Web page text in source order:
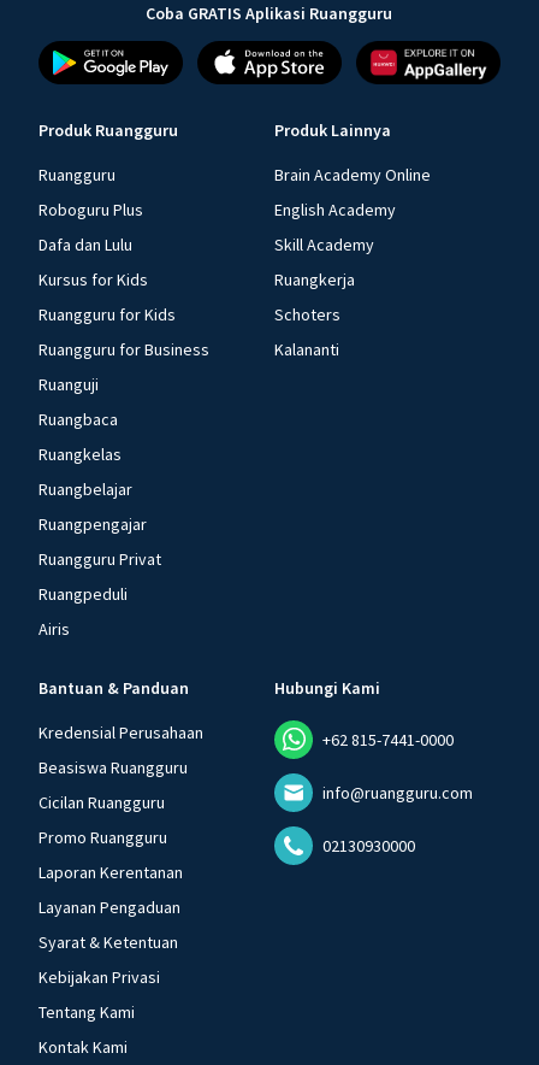
Coba GRATIS Aplikasi Ruangguru
Produk Ruangguru
Ruangguru
Roboguru Plus
Dafa dan Lulu
Kursus for Kids
Ruangguru for Kids
Ruangguru for Business
Ruanguji
Ruangbaca
Ruangkelas
Ruangbelajar
Ruangpengajar
Ruangguru Privat
Ruangpeduli
Airis
Produk Lainnya
Brain Academy Online
English Academy
Skill Academy
Ruangkerja
Schoters
Kalananti
Bantuan & Panduan
Kredensial Perusahaan
Beasiswa Ruangguru
Cicilan Ruangguru
Promo Ruangguru
Laporan Kerentanan
Layanan Pengaduan
Syarat & Ketentuan
Kebijakan Privasi
Tentang Kami
Kontak Kami
Hubungi Kami
+62 815-7441-0000
info@ruangguru.com
02130930000